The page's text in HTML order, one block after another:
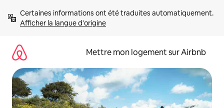
directement
Afficher la langue d'origine
Mettre mon logement sur Airbnb